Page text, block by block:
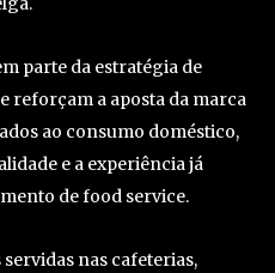
parte da estratégia de
reforçam a aposta da marca
ao consumo doméstico,
e a experiência já
de food service.
nas cafeterias,